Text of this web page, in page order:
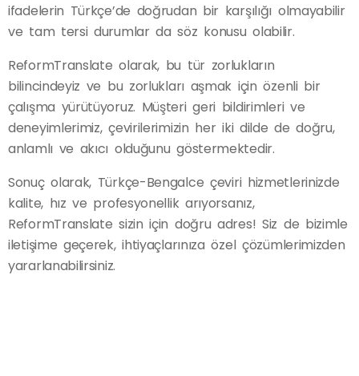
ifadelerin Türkçe’de doğrudan bir karşılığı olmayabilir
ve tam tersi durumlar da söz konusu olabilir.
ReformTranslate olarak, bu tür zorlukların
bilincindeyiz ve bu zorlukları aşmak için özenli bir
çalışma yürütüyoruz. Müşteri geri bildirimleri ve
deneyimlerimiz, çevirilerimizin her iki dilde de doğru,
anlamlı ve akıcı olduğunu göstermektedir.
Sonuç olarak, Türkçe-Bengalce çeviri hizmetlerinizde
kalite, hız ve profesyonellik arıyorsanız,
ReformTranslate sizin için doğru adres! Siz de bizimle
iletişime geçerek, ihtiyaçlarınıza özel çözümlerimizden
yararlanabilirsiniz.